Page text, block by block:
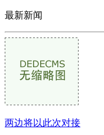
最新新闻
两边将以此次对接